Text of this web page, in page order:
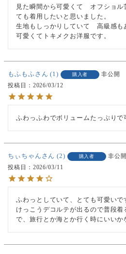
見た瞬間から可愛くて　オフショ
ても着用したいと思いました。
生地もしっかりしていて　高級感も
可愛くてトキメクお洋服です。
もふもふ 1 購入者
非公開
投稿日
2026/03/12
ふわっふわでボリュームたっぷりで
ちぃちゃん 2 購入者
非公開
投稿日
2026/03/11
ふわっとしていて、とても可愛いで
けっこうデコルテが出るので普段